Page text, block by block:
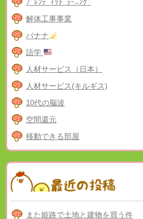
ﾌﾞﾚﾝﾃﾞｨｯﾄﾞﾗｰﾆﾝｸﾞ
解体工事事業
バナナ
語学
人材サービス（日本）
人材サービス(キルギス)
10代の脳波
空間還元
移動できる部屋
また姫路で土地と建物を買う件